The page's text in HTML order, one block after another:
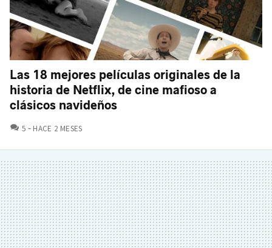
Las 18 mejores películas originales de la
historia de Netflix, de cine mafioso a
clásicos navideños
5 COMENTARIOS
HACE 2 MESES